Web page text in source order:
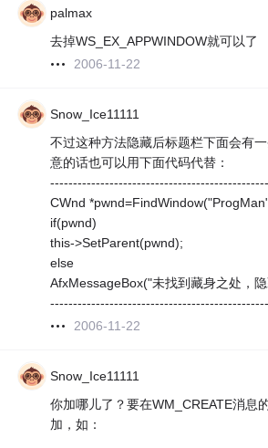
palmax
去掉WS_EX_APPWINDOW就可以了
2006-11-22
Snow_Ice11111
不过这种方法隐藏后标题栏下面会有
意的话也可以用下面代码代替：
CWnd
if(pwnd)
this->SetParent(pwnd);
else
AfxMessageBox("未找到藏身之处，
2006-11-22
Snow_Ice11111
你加哪儿了？要在WM_CREATE消息
加，如：